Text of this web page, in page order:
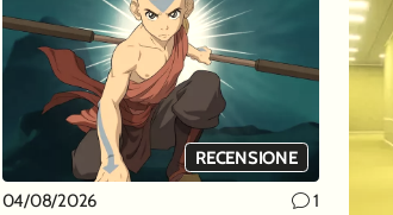
RECENSIONE
04/08/2026 1